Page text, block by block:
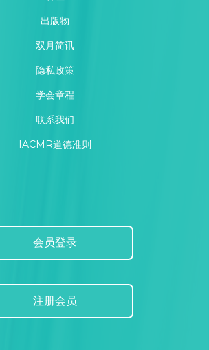
出版物
双月简讯
隐私政策
学会章程
联系我们
IACMR道德准则
会员登录
注册会员